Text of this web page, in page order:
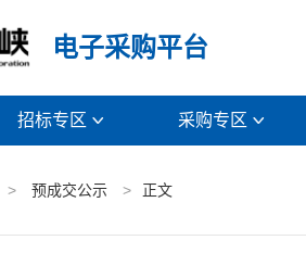
电子采购平台
招标专区  采购专区 
> 预成交公示 > 正文